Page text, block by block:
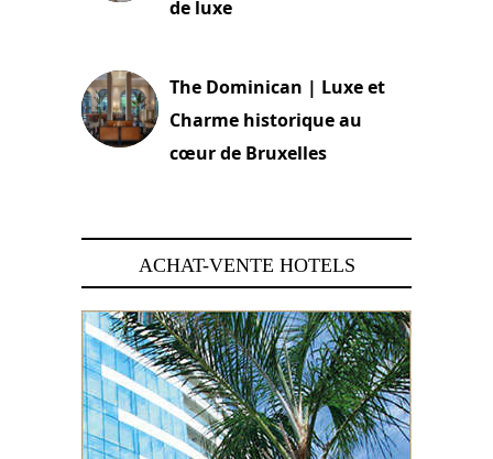
de luxe
The Dominican | Luxe et
Charme historique au
cœur de Bruxelles
ACHAT-VENTE HOTELS